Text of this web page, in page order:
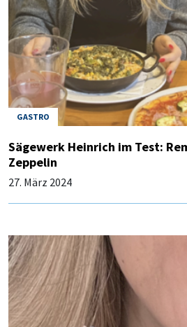
GASTRO
Sägewerk Heinrich im Test:
Zeppelin
27. März 2024